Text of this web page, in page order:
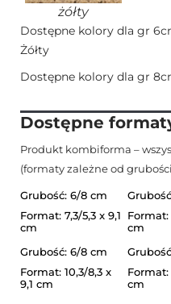
żółty
Dostępne kolory dla gr
Żółty
Dostępne kolory dla gr
Dostępne
Produkt kombiforma –
(formaty zależne od
Grubość: 6/8 cm
Format: 7,3/5,3 x 9,1
cm
Format:
cm
Grubość: 6/8 cm
Format: 10,3/8,3 x
9,1 cm
Format:
cm